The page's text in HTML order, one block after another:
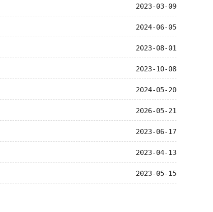
2023-03-09
2024-06-05
2023-08-01
2023-10-08
2024-05-20
2026-05-21
2023-06-17
2023-04-13
2023-05-15